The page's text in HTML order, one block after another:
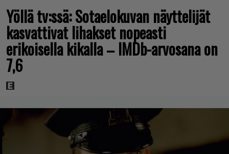
Yöllä tv:ssä: Sotaelokuvan näyttelijät
kasvattivat lihakset nopeasti
erikoisella kikalla – IMDb-arvosana on
7,6